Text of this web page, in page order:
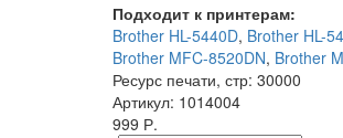
Подходит к принтерам:
Brother HL-5440D, Brother HL-
Brother MFC-8520DN, Brother
Ресурс печати, стр: 30000
Артикул: 1014004
999 Р.